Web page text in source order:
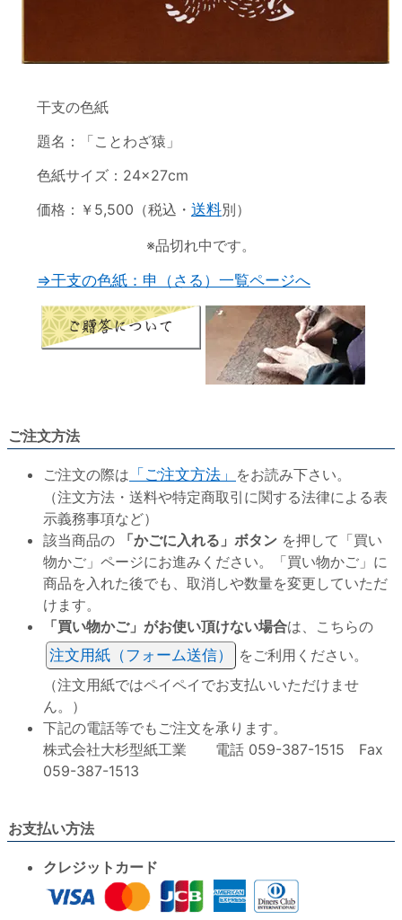
干支の色紙
題名：「ことわざ猿」
色紙サイズ：24×27cm
価格：￥5,500（税込・ 送料別）
※品切れ中です。
⇒干支の色紙：申（さる）一覧ページへ
ご注文方法
ご注文の際は 「ご注文方法」 をお読み下さい。
（注文方法・送料や特定商取引に関する法律による表
示義務事項など）
該当商品の
「かごに入れる」ボタン を押して「買い
物かご」ページにお進みください。「買い物かご」に
商品を入れた後でも、取消しや数量を変更していただ
けます。
「買い物かご」がお使い頂けない場合は、こちらの
注文用紙（フォーム送信）
をご利用ください。
（注文用紙ではペイペイでお支払いいただけませ
ん。）
下記の電話等でもご注文を承ります。
株式会社大杉型紙工業 電話 059-387-1515 Fax
059-387-1513
お支払い方法
クレジットカード